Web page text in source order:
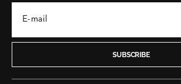
SUBSCRIBE